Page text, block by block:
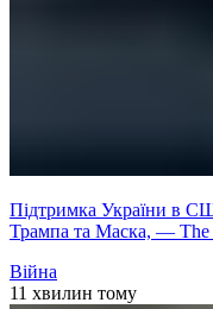
Підтримка України в
Трампа та Маска, — The
Війна
11 хвилин тому